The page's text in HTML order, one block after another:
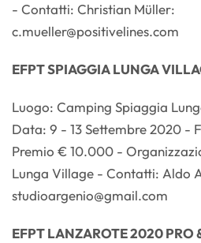
- Contatti: Christian Müller:
c.mueller@positivelines.com
EFPT SPIAGGIA LUNGA
Luogo: Camping Spiaggia
Data: 9 - 13 Settembre 2020 -
Premio € 10.000 -
Lunga Village - Contatti: Aldo
studioargenio@gmail.com
EFPT LANZAROTE 2020 PRO